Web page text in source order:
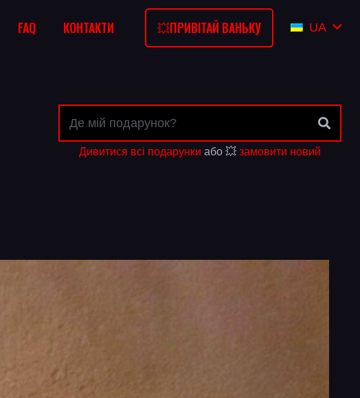
FAQ КОНТАКТИ 💥ПРИВІТАЙ ВАНЬКУ UA
Дивитися всі подарунки або 💥замовити новий